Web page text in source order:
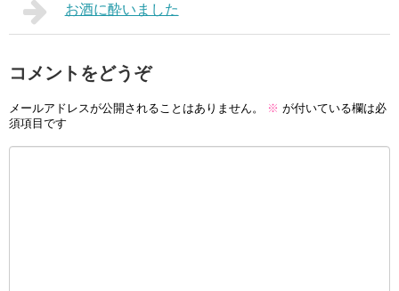
お酒に酔いました
コメントをどうぞ
メールアドレスが公開されることはありません。 ※ が付いている欄は必
須項目です